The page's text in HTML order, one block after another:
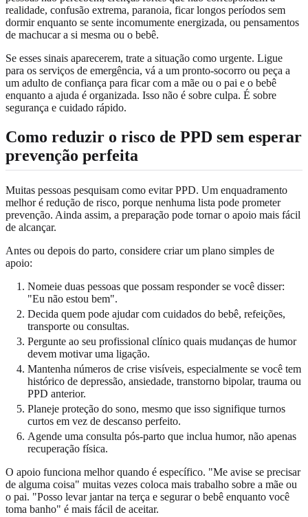
realidade, confusão extrema, paranoia, ficar longos períodos sem
dormir enquanto se sente incomumente energizada, ou pensamentos
de machucar a si mesma ou o bebê.
Se esses sinais aparecerem, trate a situação como urgente. Ligue
para os serviços de emergência, vá a um pronto-socorro ou peça a
um adulto de confiança para ficar com a mãe ou o pai e o bebê
enquanto a ajuda é organizada. Isso não é sobre culpa. É sobre
segurança e cuidado rápido.
Como reduzir o risco de PPD sem esperar
prevenção perfeita
Muitas pessoas pesquisam como evitar PPD. Um enquadramento
melhor é redução de risco, porque nenhuma lista pode prometer
prevenção. Ainda assim, a preparação pode tornar o apoio mais fácil
de alcançar.
Antes ou depois do parto, considere criar um plano simples de
apoio:
Nomeie duas pessoas que possam responder se você disser:
"Eu não estou bem".
Decida quem pode ajudar com cuidados do bebê, refeições,
transporte ou consultas.
Pergunte ao seu profissional clínico quais mudanças de humor
devem motivar uma ligação.
Mantenha números de crise visíveis, especialmente se você tem
histórico de depressão, ansiedade, transtorno bipolar, trauma ou
PPD anterior.
Planeje proteção do sono, mesmo que isso signifique turnos
curtos em vez de descanso perfeito.
Agende uma consulta pós-parto que inclua humor, não apenas
recuperação física.
O apoio funciona melhor quando é específico. "Me avise se precisar
de alguma coisa" muitas vezes coloca mais trabalho sobre a mãe ou
o pai. "Posso levar jantar na terça e segurar o bebê enquanto você
toma banho" é mais fácil de aceitar.